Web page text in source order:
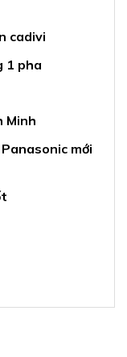
cadivi
1 pha
Minh
mới